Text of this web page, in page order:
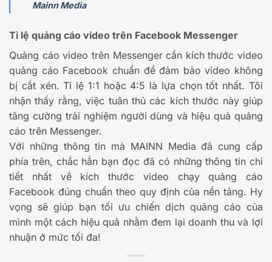
Mainn Media
Tỉ lệ quảng cáo video trên Facebook Messenger
Quảng cáo video trên Messenger cần kích thước video
quảng cáo Facebook chuẩn để đảm bảo video không
bị cắt xén. Tỉ lệ 1:1 hoặc 4:5 là lựa chọn tốt nhất. Tôi
nhận thấy rằng, việc tuân thủ các kích thước này giúp
tăng cường trải nghiệm người dùng và hiệu quả quảng
cáo trên Messenger.
Với những thông tin mà MAINN Media đã cung cấp
phía trên, chắc hẳn bạn đọc đã có những thông tin chi
tiết nhất về kích thước video chạy quảng cáo
Facebook đúng chuẩn theo quy định của nền tảng. Hy
vọng sẽ giúp bạn tối ưu chiến dịch quảng cáo của
mình một cách hiệu quả nhằm đem lại doanh thu và lợi
nhuận ở mức tối đa!